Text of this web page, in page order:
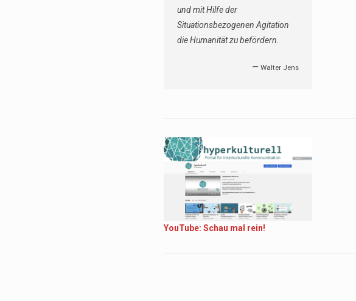
und mit Hilfe der
Situationsbezogenen Agitation
die Humanität zu befördern.
— Walter Jens
YouTube: Schau mal rein!